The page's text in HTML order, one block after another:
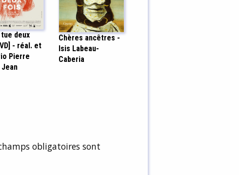
tue deux
- réal. et
Pierre
Chères ancêtres -
Isis Labeau-
Caberia
obligatoires sont